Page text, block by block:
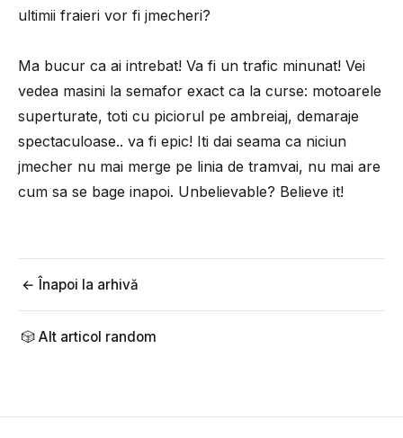
ultimii fraieri vor fi jmecheri?
Ma bucur ca ai intrebat! Va fi un trafic minunat! Vei
vedea masini la semafor exact ca la curse: motoarele
superturate, toti cu piciorul pe ambreiaj, demaraje
spectaculoase.. va fi epic! Iti dai seama ca niciun
jmecher nu mai merge pe linia de tramvai, nu mai are
cum sa se bage inapoi. Unbelievable? Believe it!
← Înapoi la arhivă
🎲 Alt articol random